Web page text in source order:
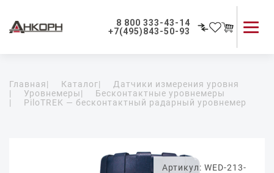
8 800 333-43-14
+7(495)843-50-93
Применение приборов
Как мы работаем
Главная| Каталог|
Датчики измерения уровня
|
Уровнемеры|
Бесконтактные уровнемеры
|
PiloTREK — бесконтактный радарный уровнемер
Артикул: WED-213-